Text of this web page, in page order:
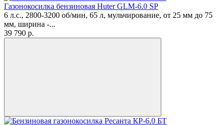
Газонокосилка бензиновая Huter GLM-6.0 SP
6 л.с., 2800-3200 об/мин, 65 л, мульчирование, от 25 мм до 75
мм, ширина -...
39 790 p.